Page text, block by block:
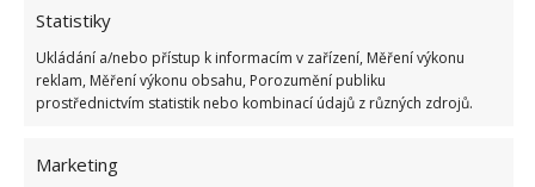
Statistiky
Ukládání a/nebo přístup k informacím v zařízení, Měření výkonu
reklam, Měření výkonu obsahu, Porozumění publiku
prostřednictvím statistik nebo kombinací údajů z různých zdrojů.
Marketing
minerálů (draslík, hořčík, vápník, selen) pro posílení
obranyschopnosti organismu.
Napomáhá trávení
Podle odborníků je konzumace česneku vhodná při